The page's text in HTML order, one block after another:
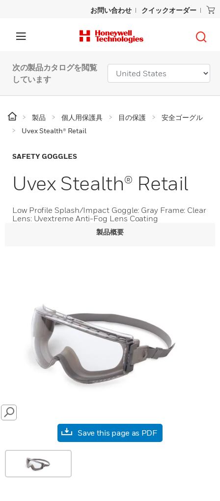
お問い合わせ クイックオーダー
次の製品カタログを閲覧
しています
製品 個人用保護具 目の保護
安全ゴーグル
Uvex Stealth® Retail
SAFETY GOGGLES
Uvex Stealth® Retail
Low Profile Splash/Impact Goggle: Gray Frame: Clear
Lens: Uvextreme Anti-Fog Lens Coating
製品概要
SEARCH
Save this page as PDF